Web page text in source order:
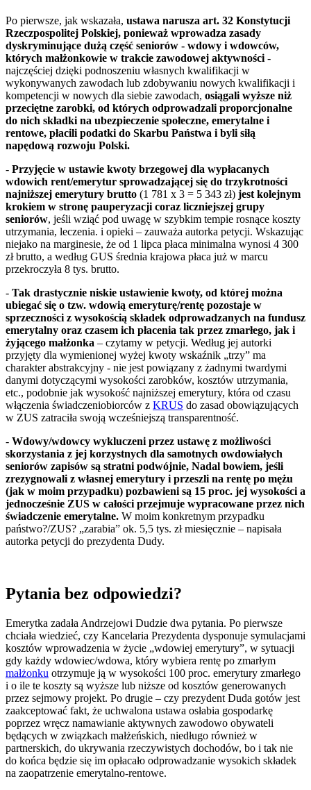
Po pierwsze, jak wskazała, ustawa narusza art. 32 Konstytucji
Rzeczpospolitej Polskiej, ponieważ wprowadza zasady
dyskryminujące dużą część seniorów - wdowy i wdowców,
których małżonkowie w trakcie zawodowej aktywności -
najczęściej dzięki podnoszeniu własnych kwalifikacji w
wykonywanych zawodach lub zdobywaniu nowych kwalifikacji i
kompetencji w nowych dla siebie zawodach, osiągali wyższe niż
przeciętne zarobki, od których odprowadzali proporcjonalne
do nich składki na ubezpieczenie społeczne, emerytalne i
rentowe, płacili podatki do Skarbu Państwa i byli siłą
napędową rozwoju Polski.
- Przyjęcie w ustawie kwoty brzegowej dla wypłacanych
wdowich rent/emerytur sprowadzającej się do trzykrotności
najniższej emerytury brutto (1 781 x 3 = 5 343 zł) jest kolejnym
krokiem w stronę pauperyzacji coraz liczniejszej grupy
seniorów, jeśli wziąć pod uwagę w szybkim tempie rosnące koszty
utrzymania, leczenia. i opieki – zauważa autorka petycji. Wskazując
niejako na marginesie, że od 1 lipca płaca minimalna wynosi 4 300
zł brutto, a według GUS średnia krajowa płaca już w marcu
przekroczyła 8 tys. brutto.
- Tak drastycznie niskie ustawienie kwoty, od której można
ubiegać się o tzw. wdowią emeryturę/rentę pozostaje w
sprzeczności z wysokością składek odprowadzanych na fundusz
emerytalny oraz czasem ich płacenia tak przez zmarłego, jak i
żyjącego małżonka – czytamy w petycji. Według jej autorki
przyjęty dla wymienionej wyżej kwoty wskaźnik „trzy” ma
charakter abstrakcyjny - nie jest powiązany z żadnymi twardymi
danymi dotyczącymi wysokości zarobków, kosztów utrzymania,
etc., podobnie jak wysokość najniższej emerytury, która od czasu
włączenia świadczeniobiorców z KRUS do zasad obowiązujących
w ZUS zatraciła swoją wcześniejszą transparentność.
- Wdowy/wdowcy wykluczeni przez ustawę z możliwości
skorzystania z jej korzystnych dla samotnych owdowiałych
seniorów zapisów są stratni podwójnie, Nadal bowiem, jeśli
zrezygnowali z własnej emerytury i przeszli na rentę po mężu
(jak w moim przypadku) pozbawieni są 15 proc. jej wysokości a
jednocześnie ZUS w całości przejmuje wypracowane przez nich
świadczenie emerytalne. W moim konkretnym przypadku
państwo?/ZUS? „zarabia” ok. 5,5 tys. zł miesięcznie – napisała
autorka petycji do prezydenta Dudy.
Pytania bez odpowiedzi?
Emerytka zadała Andrzejowi Dudzie dwa pytania. Po pierwsze
chciała wiedzieć, czy Kancelaria Prezydenta dysponuje symulacjami
kosztów wprowadzenia w życie „wdowiej emerytury”, w sytuacji
gdy każdy wdowiec/wdowa, który wybiera rentę po zmarłym
małżonku otrzymuje ją w wysokości 100 proc. emerytury zmarłego
i o ile te koszty są wyższe lub niższe od kosztów generowanych
przez sejmowy projekt. Po drugie – czy prezydent Duda gotów jest
zaakceptować fakt, że uchwalona ustawa osłabia gospodarkę
poprzez wręcz namawianie aktywnych zawodowo obywateli
będących w związkach małżeńskich, niedługo również w
partnerskich, do ukrywania rzeczywistych dochodów, bo i tak nie
do końca będzie się im opłacało odprowadzanie wysokich składek
na zaopatrzenie emerytalno-rentowe.